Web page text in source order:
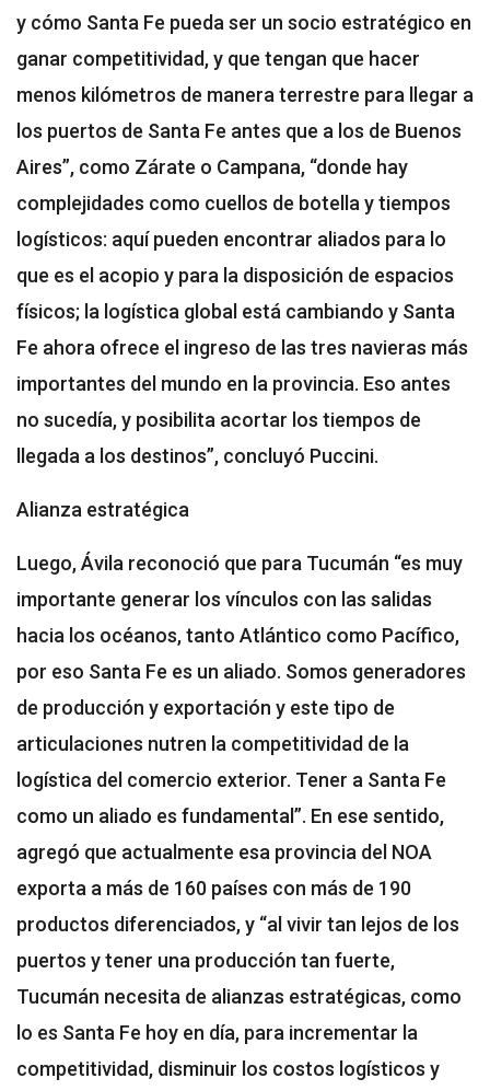
y cómo Santa Fe pueda ser un socio estratégico en
ganar competitividad, y que tengan que hacer
menos kilómetros de manera terrestre para llegar a
los puertos de Santa Fe antes que a los de Buenos
Aires”, como Zárate o Campana, “donde hay
complejidades como cuellos de botella y tiempos
logísticos: aquí pueden encontrar aliados para lo
que es el acopio y para la disposición de espacios
físicos; la logística global está cambiando y Santa
Fe ahora ofrece el ingreso de las tres navieras más
importantes del mundo en la provincia. Eso antes
no sucedía, y posibilita acortar los tiempos de
llegada a los destinos”, concluyó Puccini.
Alianza estratégica
Luego, Ávila reconoció que para Tucumán “es muy
importante generar los vínculos con las salidas
hacia los océanos, tanto Atlántico como Pacífico,
por eso Santa Fe es un aliado. Somos generadores
de producción y exportación y este tipo de
articulaciones nutren la competitividad de la
logística del comercio exterior. Tener a Santa Fe
como un aliado es fundamental”. En ese sentido,
agregó que actualmente esa provincia del NOA
exporta a más de 160 países con más de 190
productos diferenciados, y “al vivir tan lejos de los
puertos y tener una producción tan fuerte,
Tucumán necesita de alianzas estratégicas, como
lo es Santa Fe hoy en día, para incrementar la
competitividad, disminuir los costos logísticos y